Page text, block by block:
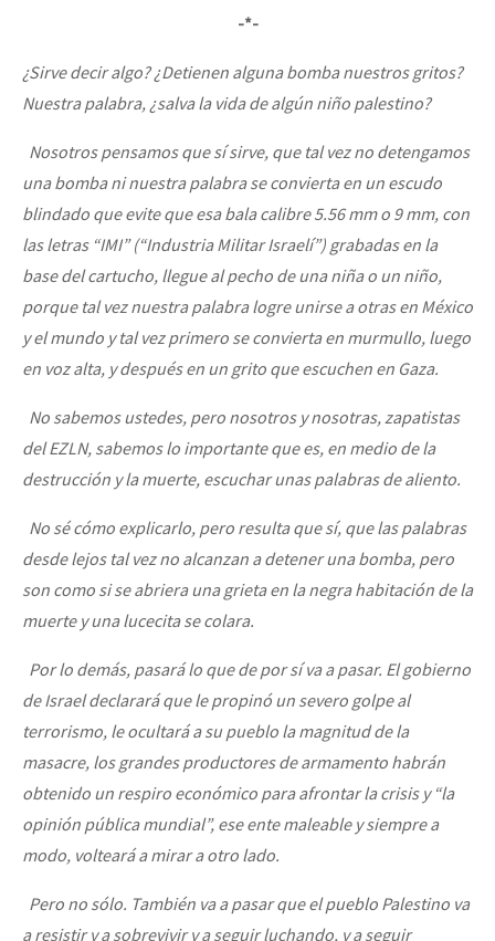
-*-
¿Sirve decir algo? ¿Detienen alguna bomba nuestros gritos?
Nuestra palabra, ¿salva la vida de algún niño palestino?
Nosotros pensamos que sí sirve, que tal vez no detengamos
una bomba ni nuestra palabra se convierta en un escudo
blindado que evite que esa bala calibre 5.56 mm o 9 mm, con
las letras “IMI” (“Industria Militar Israelí”) grabadas en la
base del cartucho, llegue al pecho de una niña o un niño,
porque tal vez nuestra palabra logre unirse a otras en México
y el mundo y tal vez primero se convierta en murmullo, luego
en voz alta, y después en un grito que escuchen en Gaza.
No sabemos ustedes, pero nosotros y nosotras, zapatistas
del EZLN, sabemos lo importante que es, en medio de la
destrucción y la muerte, escuchar unas palabras de aliento.
No sé cómo explicarlo, pero resulta que sí, que las palabras
desde lejos tal vez no alcanzan a detener una bomba, pero
son como si se abriera una grieta en la negra habitación de la
muerte y una lucecita se colara.
Por lo demás, pasará lo que de por sí va a pasar. El gobierno
de Israel declarará que le propinó un severo golpe al
terrorismo, le ocultará a su pueblo la magnitud de la
masacre, los grandes productores de armamento habrán
obtenido un respiro económico para afrontar la crisis y “la
opinión pública mundial”, ese ente maleable y siempre a
modo, volteará a mirar a otro lado.
Pero no sólo. También va a pasar que el pueblo Palestino va
a resistir y a sobrevivir y a seguir luchando, y a seguir